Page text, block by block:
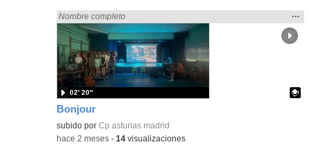
Bonjour
Encontrado «Asturias» en:
Nombre completo
la
…
Contenido educativo.
subido porCp asturias madrid
02′ 20″
-hace 2 meses -14 visualizaciones